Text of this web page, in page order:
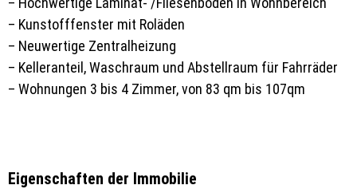
– Kunstofffenster mit Roläden
– Neuwertige Zentralheizung
– Kelleranteil, Waschraum und Abstellraum für Fahrräder
– Wohnungen 3 bis 4 Zimmer, von 83 qm bis 107qm
Eigenschaften der Immobilie